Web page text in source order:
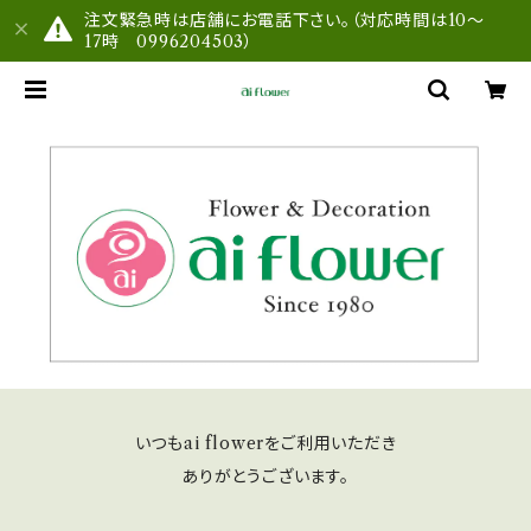
注文緊急時は店舗にお電話下さい。（対応時間は10～
17時 0996204503）
いつもai flowerをご利用いただき
ありがとうございます。